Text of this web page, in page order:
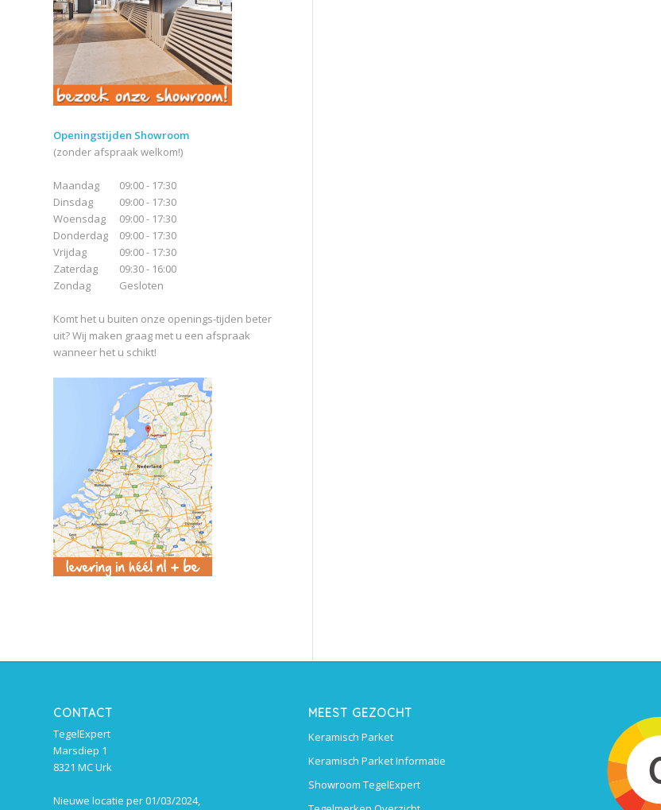
Openingstijden Showroom
(zonder afspraak welkom!)
Maandag
Dinsdag
Woensdag
Donderdag
Vrijdag
Zaterdag
Zondag
09:00 - 17:30
09:00 - 17:30
09:00 - 17:30
09:00 - 17:30
09:00 - 17:30
09:30 - 16:00
Gesloten
Komt het u buiten onze openings-tijden beter
uit? Wij maken graag met u een afspraak
wanneer het u schikt!
CONTACT
TegelExpert
Marsdiep 1
8321 MC Urk
Nieuwe locatie per 01/03/2024,
MEEST GEZOCHT
Keramisch Parket
Keramisch Parket Informatie
Showroom TegelExpert